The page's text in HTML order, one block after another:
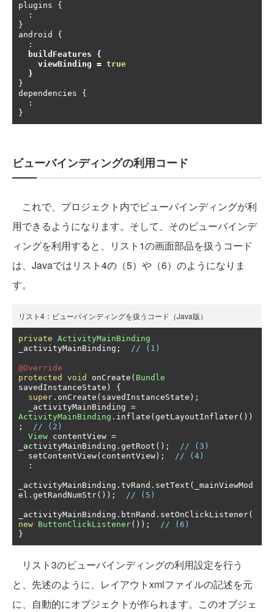
plugins {
:
}
android {
:
buildFeatures {
    viewBinding
= true
}
}
dependencies {
:
}
ビューバインディングの利用コード
これで、プロジェクト内でビューバインディングが利
用できるようになります。そして、そのビューバインデ
ィングを利用すると、リスト1の画面部品を扱うコード
は、Javaではリスト4の（5）や（6）のようになりま
す。
リスト4：ビューバインディングを扱うコード（Java版）
private ActivityMainBinding
_activityMainBinding ; // (1)
@Override
protected
void onCreate ( Bundle
savedInstanceState )
{
super . onCreate ( savedInstanceState );
  _activityMainBinding
=
ActivityMainBinding . inflate ( getLayoutInflater())
;
// (2)
View contentView =
_activityMainBinding . getRoot ();
// (3)
  setContentView
( contentView );
// (4)
:
_activityMainBinding . tvRand . setText (
_mainViewMod
el . getRandNumStr()); // (5)
_activityMainBinding . btnRand . setOnClickListener(
new ButtonClickListener());
// (6)
}
リスト3のビューバインディングの利用設定を行う
と、先述のように、レイアウトxmlファイルの記述を元
に、自動的にオブジェクトが作られます。このオブジェ